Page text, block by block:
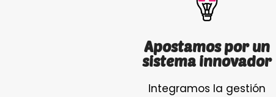
Apostamos por un
sistema innovador
Integramos la gestión